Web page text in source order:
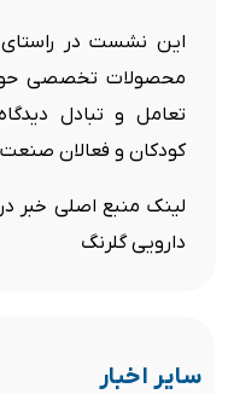
این نشست در
محصولات تخصصی
تعامل و تبادل
کودکان و فعالان صنعت
لینک منبع اصلی خبر
دارویی گلرنگ
سایر اخبار